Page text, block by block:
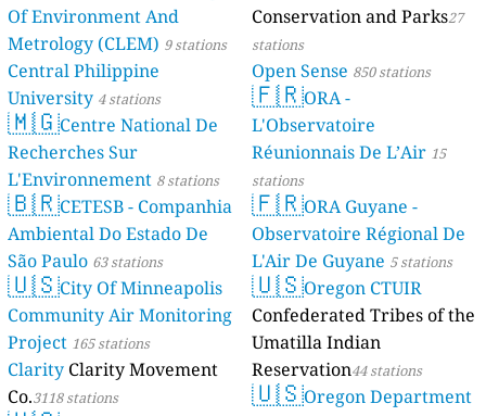
Of Environment And
Metrology (CLEM) 9 stations
Central Philippine
University 4 stations
🇲🇬Centre National De
Recherches Sur
L'Environnement 8 stations
🇧🇷CETESB - Companhia
Ambiental Do Estado De
São Paulo 63 stations
🇺🇸City Of Minneapolis
Community Air Monitoring
Project 165 stations
Clarity Clarity Movement
Co.3118 stations
Conservation and Parks27
stations
Open Sense 850 stations
🇫🇷ORA -
L'Observatoire
Réunionnais De L’Air 15
stations
🇫🇷ORA Guyane -
Observatoire Régional De
L'Air De Guyane 5 stations
🇺🇸Oregon CTUIR
Confederated Tribes of the
Umatilla Indian
Reservation44 stations
🇺🇸Oregon Department